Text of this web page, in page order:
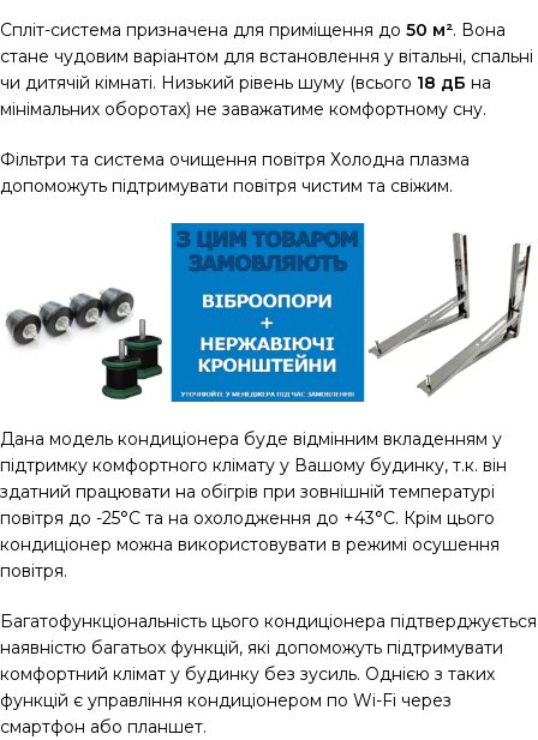
Спліт-система призначена для приміщення до 50 м². Вона
стане чудовим варіантом для встановлення у вітальні, спальні
чи дитячій кімнаті. Низький рівень шуму (всього 18 дБ на
мінімальних оборотах) не заважатиме комфортному сну.
Фільтри та система очищення повітря Холодна плазма
допоможуть підтримувати повітря чистим та свіжим.
Дана модель кондиціонера буде відмінним вкладенням у
підтримку комфортного клімату у Вашому будинку, т.к. він
здатний працювати на обігрів при зовнішній температурі
повітря до -25°С та на охолодження до +43°С. Крім цього
кондиціонер можна використовувати в режимі осушення
повітря.
Багатофункціональність цього кондиціонера підтверджується
наявністю багатьох функцій, які допоможуть підтримувати
комфортний клімат у будинку без зусиль. Однією з таких
функцій є управління кондиціонером по Wi-Fi через
смартфон або планшет.